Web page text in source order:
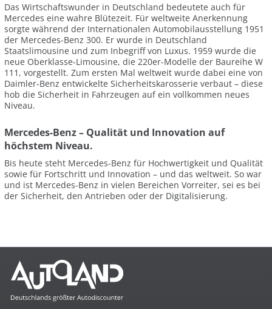
Das Wirtschaftswunder in Deutschland bedeutete auch für
Mercedes eine wahre Blütezeit. Für weltweite Anerkennung
sorgte während der Internationalen Automobilausstellung 1951
der Mercedes-Benz 300. Er wurde in Deutschland
Staatslimousine und zum Inbegriff von Luxus. 1959 wurde die
neue Oberklasse-Limousine, die 220er-Modelle der Baureihe W
111, vorgestellt. Zum ersten Mal weltweit wurde dabei eine von
Daimler-Benz entwickelte Sicherheitskarosserie verbaut – diese
hob die Sicherheit in Fahrzeugen auf ein vollkommen neues
Niveau.
Mercedes-Benz – Qualität und Innovation auf
höchstem Niveau.
Bis heute steht Mercedes-Benz für Hochwertigkeit und Qualität
sowie für Fortschritt und Innovation – und das weltweit. So war
und ist Mercedes-Benz in vielen Bereichen Vorreiter, sei es bei
der Sicherheit, den Antrieben oder der Digitalisierung.